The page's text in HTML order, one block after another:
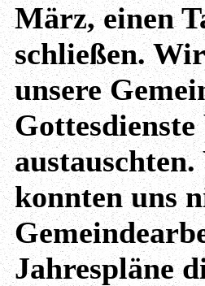
März, einen
schließen.
unsere
konnten uns
Jahrespläne